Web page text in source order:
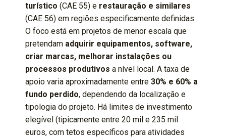
turístico (CAE 55) e restauração e similares
(CAE 56) em regiões especificamente definidas.
O foco está em projetos de menor escala que
pretendam adquirir equipamentos, software,
criar marcas, melhorar instalações ou
processos produtivos a nível local. A taxa de
apoio varia aproximadamente entre 30% e 60% a
fundo perdido, dependendo da localização e
tipologia do projeto. Há limites de investimento
elegível (tipicamente entre 20 mil e 235 mil
euros, com tetos específicos para atividades